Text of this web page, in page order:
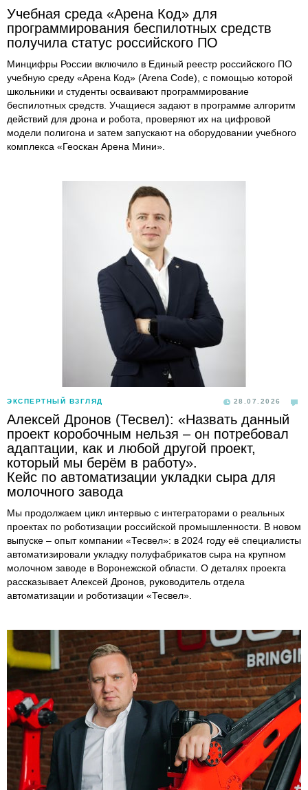
Учебная среда «Арена Код» для
программирования беспилотных средств
получила статус российского ПО
Минцифры России включило в Единый реестр российского ПО
учебную среду «Арена Код» (Arena Code), с помощью которой
школьники и студенты осваивают программирование
беспилотных средств. Учащиеся задают в программе алгоритм
действий для дрона и робота, проверяют их на цифровой
модели полигона и затем запускают на оборудовании учебного
комплекса «Геоскан Арена Мини».
ЭКСПЕРТНЫЙ ВЗГЛЯД 28.07.2026
Алексей Дронов (Тесвел): «Назвать данный
проект коробочным нельзя – он потребовал
адаптации, как и любой другой проект,
который мы берём в работу».
Кейс по автоматизации укладки сыра для
молочного завода
Мы продолжаем цикл интервью с интеграторами о реальных
проектах по роботизации российской промышленности. В новом
выпуске – опыт компании «Тесвел»: в 2024 году её специалисты
автоматизировали укладку полуфабрикатов сыра на крупном
молочном заводе в Воронежской области. О деталях проекта
рассказывает Алексей Дронов, руководитель отдела
автоматизации и роботизации «Тесвел».